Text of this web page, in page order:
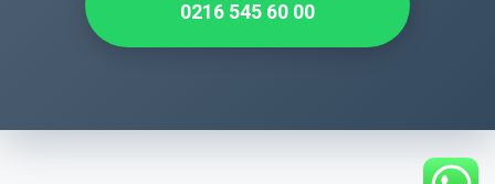
0216 545 60 00